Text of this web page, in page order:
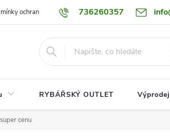
736260357
ochrany osobních údajů Dopravy
RYBÁŘSKÝ OUTLET Výprodej
cenu